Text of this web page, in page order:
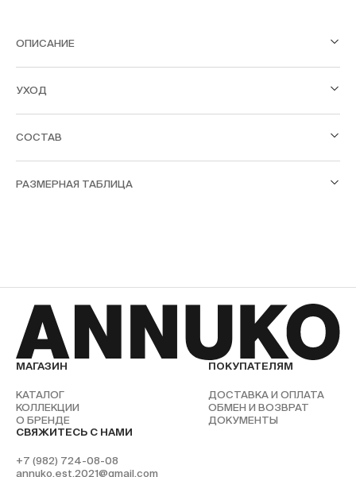
ОПИСАНИЕ
УХОД
СОСТАВ
РАЗМЕРНАЯ ТАБЛИЦА
МАГАЗИН
КАТАЛОГ
КОЛЛЕКЦИИ
О БРЕНДЕ
ПОКУПАТЕЛЯМ
ДОСТАВКА И ОПЛАТА
ОБМЕН И ВОЗВРАТ
ДОКУМЕНТЫ
СВЯЖИТЕСЬ С НАМИ
+7 (982) 724-08-08
annuko.est.2021@gmail.com